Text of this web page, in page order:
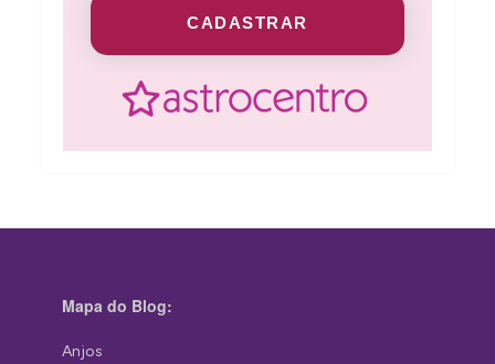
CADASTRAR
Mapa do Blog:
Anjos